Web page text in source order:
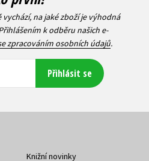
na jaké zboží je výhodná
k odběru našich e-
zpracováním osobních údajů.
Přihlásit se
Knižní novinky